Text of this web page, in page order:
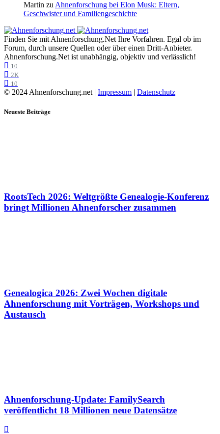
Martin zu Ahnenforschung bei Elon Musk: Eltern,
Geschwister und Familiengeschichte
Finden Sie mit Ahnenforschung.Net Ihre Vorfahren. Egal ob im
Forum, durch unsere Quellen oder über einen Dritt-Anbieter.
Ahnenforschung.Net ist unabhängig, objektiv und verlässlich!
10
2K
10
© 2024 Ahnenforschung.net | Impressum | Datenschutz
Neueste Beiträge
RootsTech 2026: Weltgrößte Genealogie-Konferenz
bringt Millionen Ahnenforscher zusammen
Genealogica 2026: Zwei Wochen digitale
Ahnenforschung mit Vorträgen, Workshops und
Austausch
Ahnenforschung-Update: FamilySearch
veröffentlicht 18 Millionen neue Datensätze